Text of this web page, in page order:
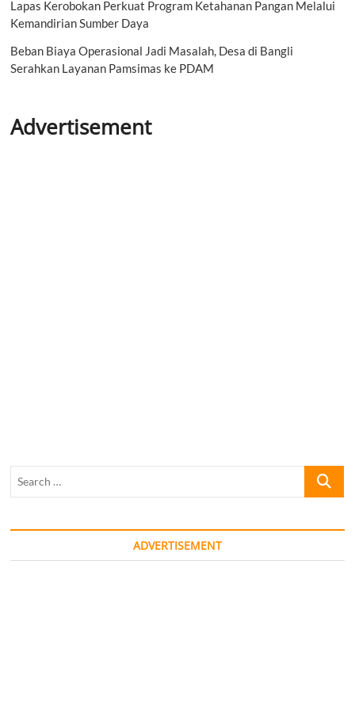
Lapas Kerobokan Perkuat Program Ketahanan Pangan Melalui
Kemandirian Sumber Daya
Beban Biaya Operasional Jadi Masalah, Desa di Bangli
Serahkan Layanan Pamsimas ke PDAM
Advertisement
Search
ADVERTISEMENT